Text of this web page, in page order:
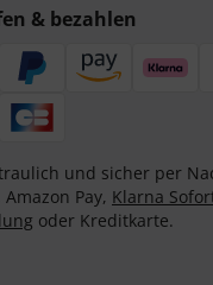
& bezahlen
und sicher per
Amazon Pay, Klarna
oder Kreditkarte.